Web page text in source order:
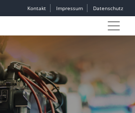
Kontakt Impressum Datenschutz